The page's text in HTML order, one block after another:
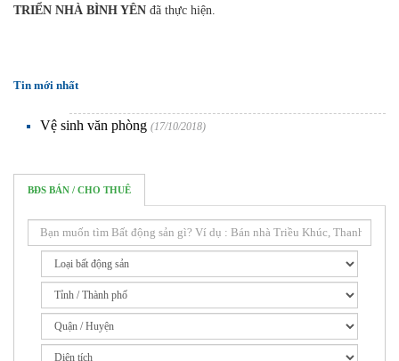
TRIỂN NHÀ BÌNH YÊN đã thực hiện.
Tin mới nhất
Vệ sinh văn phòng (17/10/2018)
BĐS BÁN / CHO THUÊ